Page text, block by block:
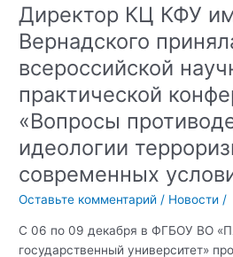
в
сети
Интернет
в
социальных
сетях»
Директор КЦ КФУ
Вернадского
всероссийской
практической
«Вопросы
идеологии
современных
Оставьте комментарий / Новости /
С 06 по 09 декабря в ФГБОУ ВО
государственный университет»